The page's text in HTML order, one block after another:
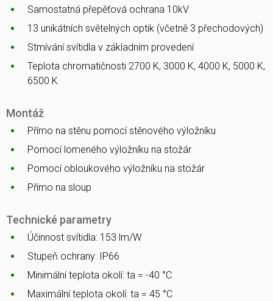
Samostatná přepěťová ochrana 10kV
13 unikátních světelných optik (včetně 3 přechodových)
Stmívání svítidla v základním provedení
Teplota chromatičnosti 2700 K, 3000 K, 4000 K, 5000 K,
6500 K
Montáž
Přímo na stěnu pomocí stěnového výložníku
Pomocí lomeného výložníku na stožár
Pomocí obloukového výložníku na stožár
Přímo na sloup
Technické parametry
Účinnost svítidla: 153 lm/W
Stupeň ochrany: IP66
Minimální teplota okolí: ta = -40 °C
Maximální teplota okolí: ta = 45 °C